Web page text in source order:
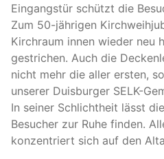
Eingangstür schützt die
Zum 50-jährigen
Kirchraum innen wieder neu
gestrichen. Auch die
nicht mehr die aller ersten,
unserer Duisburger SELK-
In seiner Schlichtheit lässt
Besucher zur Ruhe finden.
konzentriert sich auf den